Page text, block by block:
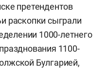
претендентов
раскопки сыграли
1000-летнего
1100-
Булгарией,